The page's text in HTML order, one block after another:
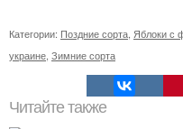
Категории: Поздние сорта Яблоки с
украине Зимние сорта
Читайте также